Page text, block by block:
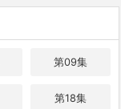
第09集
第18集